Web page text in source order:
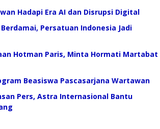
Hadapi Era AI dan Disrupsi Digital
Persatuan Indonesia Jadi
Hotman Paris, Minta Hormati Martabat
Beasiswa Pascasarjana Wartawan
Pers, Astra Internasional Bantu